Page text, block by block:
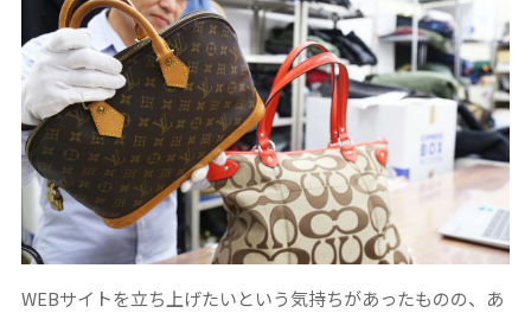
WEBサイトを立ち上げたいという気持ちがあったものの、あ